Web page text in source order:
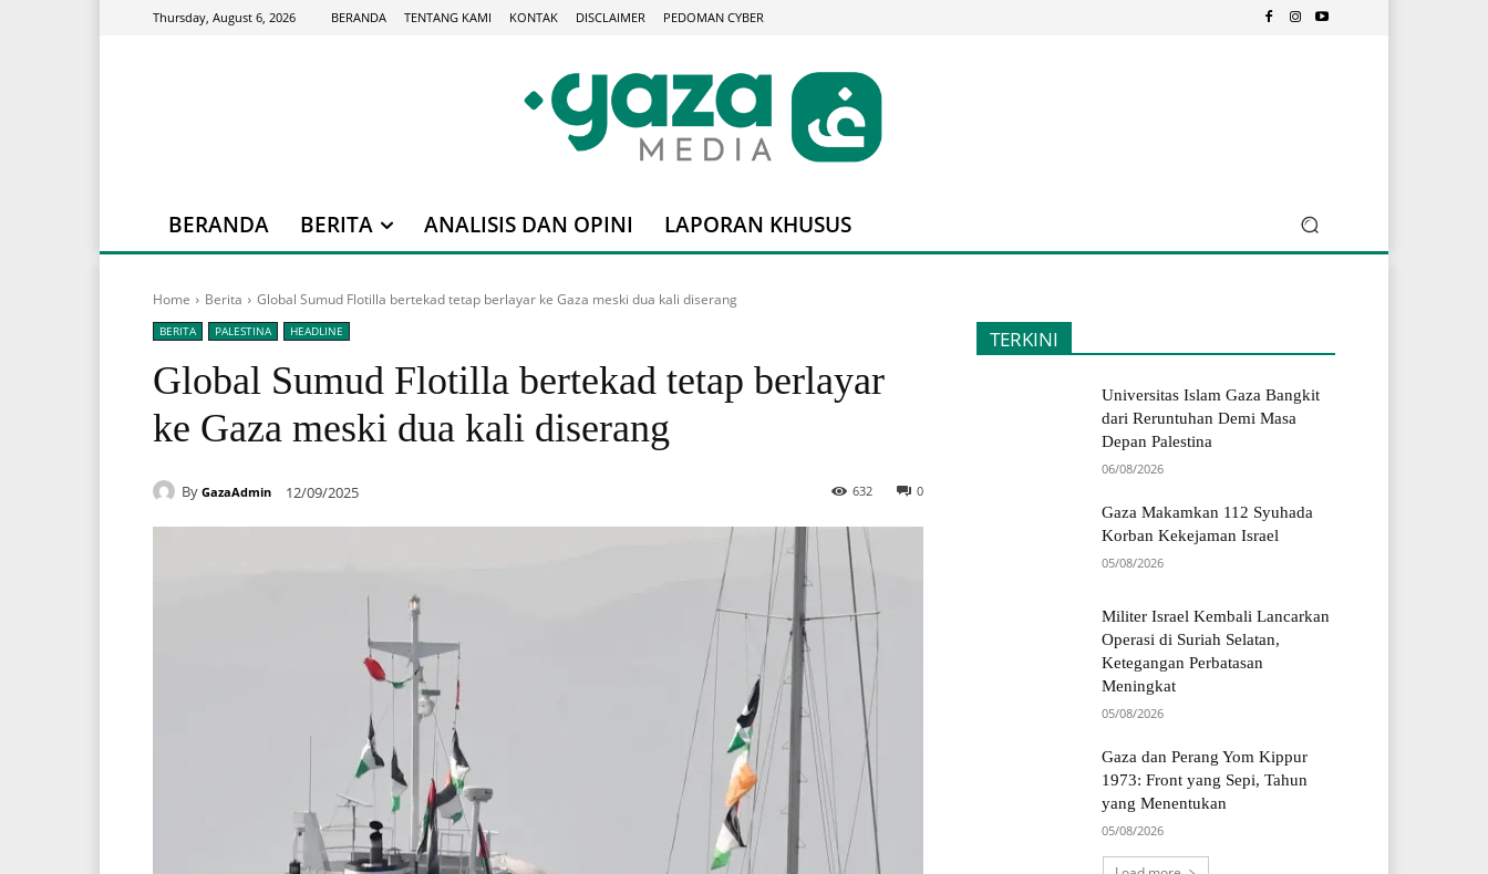
Thursday, August 6, 2026 BERANDA TENTANG KAMI KONTAK DISCLAIMER PEDOMAN CYBER
BERANDA BERITA ANALISIS DAN OPINI LAPORAN KHUSUS
Home Berita Global Sumud Flotilla bertekad tetap berlayar ke Gaza meski dua kali diserang
BERITA PALESTINA HEADLINE
Global Sumud Flotilla bertekad tetap berlayar
ke Gaza meski dua kali diserang
By GazaAdmin 12/09/2025 0
632
TERKINI
Universitas Islam Gaza Bangkit
dari Reruntuhan Demi Masa
Depan Palestina
06/08/2026
Gaza Makamkan 112 Syuhada
Korban Kekejaman Israel
05/08/2026
Militer Israel Kembali Lancarkan
Operasi di Suriah Selatan,
Ketegangan Perbatasan
Meningkat
05/08/2026
Gaza dan Perang Yom Kippur
1973: Front yang Sepi, Tahun
yang Menentukan
05/08/2026